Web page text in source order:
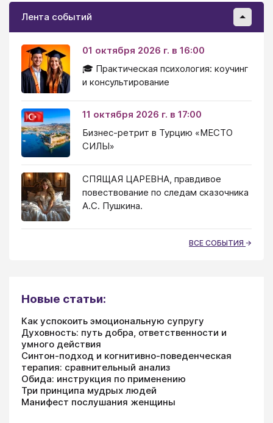
ремонтировал нашу новую квартиру, смеется: "Лена,
я твоего мужа видел два раза: он пожал мне руку в
начале ремонта: "Очень приятно познакомиться" и в
конце: "Спасибо за работу". Все остальное время
ты с нами была".
Лента событий
01 октября 2026 г. в 16:00
🎓 Практическая психология: коучинг
и консультирование
11 октября 2026 г. в 17:00
Бизнес-ретрит в Турцию «МЕСТО
СИЛЫ»
СПЯЩАЯ ЦАРЕВНА, правдивое
повествование по следам сказочника
А.С. Пушкина.
ВСЕ СОБЫТИЯ
Новые статьи:
Как успокоить эмоциональную супругу
Духовность: путь добра, ответственности и
умного действия
Синтон-подход и когнитивно-поведенческая
терапия: сравнительный анализ
Обида: инструкция по применению
Три принципа мудрых людей
Манифест послушания женщины